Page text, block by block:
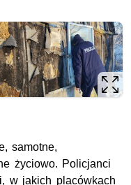
samotne,
życiowo. Policjanci
w jakich placówkach